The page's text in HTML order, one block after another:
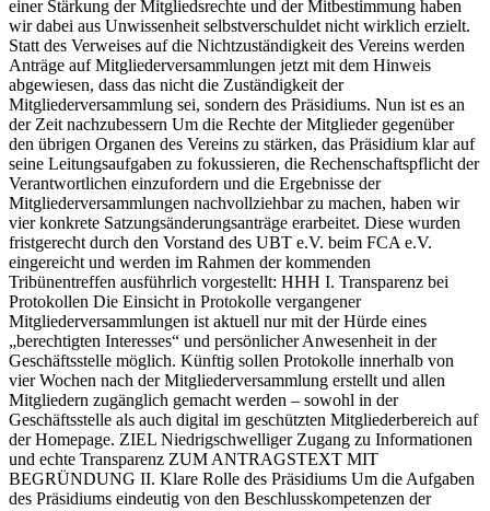
einer Stärkung der Mitgliedsrechte und der Mitbestimmung haben
wir dabei aus Unwissenheit selbstverschuldet nicht wirklich erzielt.
Statt des Verweises auf die Nichtzuständigkeit des Vereins werden
Anträge auf Mitgliederversammlungen jetzt mit dem Hinweis
abgewiesen, dass das nicht die Zuständigkeit der
Mitgliederversammlung sei, sondern des Präsidiums. Nun ist es an
der Zeit nachzubessern Um die Rechte der Mitglieder gegenüber
den übrigen Organen des Vereins zu stärken, das Präsidium klar auf
seine Leitungsaufgaben zu fokussieren, die Rechenschaftspflicht der
Verantwortlichen einzufordern und die Ergebnisse der
Mitgliederversammlungen nachvollziehbar zu machen, haben wir
vier konkrete Satzungsänderungsanträge erarbeitet. Diese wurden
fristgerecht durch den Vorstand des UBT e.V. beim FCA e.V.
eingereicht und werden im Rahmen der kommenden
Tribünentreffen ausführlich vorgestellt: HHH I. Transparenz bei
Protokollen Die Einsicht in Protokolle vergangener
Mitgliederversammlungen ist aktuell nur mit der Hürde eines
„berechtigten Interesses“ und persönlicher Anwesenheit in der
Geschäftsstelle möglich. Künftig sollen Protokolle innerhalb von
vier Wochen nach der Mitgliederversammlung erstellt und allen
Mitgliedern zugänglich gemacht werden – sowohl in der
Geschäftsstelle als auch digital im geschützten Mitgliederbereich auf
der Homepage. ZIEL Niedrigschwelliger Zugang zu Informationen
und echte Transparenz ZUM ANTRAGSTEXT MIT
BEGRÜNDUNG II. Klare Rolle des Präsidiums Um die Aufgaben
des Präsidiums eindeutig von den Beschlusskompetenzen der